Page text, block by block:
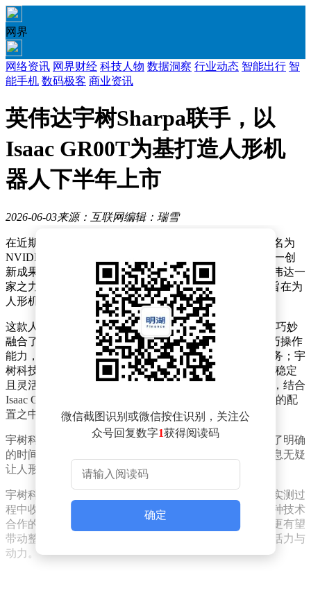
网界
网络资讯 网界财经 科技人物 数据洞察 行业动态 智能出行 智
能手机 数码极客 商业资讯
英伟达宇树Sharpa联手，以
Isaac GR00T为基打造人形机
器人下半年上市
2026-06-03来源：互联网编辑：瑞雪
在近期举办的台北GTC大会上，英伟达重磅推出了一款名为
NVIDIA Isaac GR00T的开放式人形机器人参考设计，这一创
新成果引发了行业内外的广泛关注。该参考设计并非英伟达一
家之力完成，而是联合了Sharpa与宇树科技共同打造，旨在为
人形机器人领域带来全新的技术突破与发展方向。
这款人形机器人以Isaac GR00T开发平台作为核心基础，巧妙
融合了各方的优势技术。Sharpa贡献了其先进的触觉灵巧操作
能力，让机器人能够更加精准、细腻地完成各类操作任务；宇
树科技则提供了H2人形机器人本体，为整个系统提供了稳定
且灵活的物理载体；而英伟达凭借自身强大的端侧算力，结合
Isaac GR00T开发流程，将所有技术整合到一套经过验证的配
置之中，确保了机器人能够高效、稳定地运行。
宇树科技市场部总监黄嘉玮透露，这款合作产品已经有了明确
的时间规划，预计在今年下半年正式推向市场。这一消息无疑
让人形机器人爱好者与行业从业者们充满期待。
宇树科技方面还表示，在产品上市后，将充分利用落地实测过
程中收集到的数据，对硬件进行持续优化迭代。通过这种技术
合作的方式，不仅能够提升自身产品的性能与竞争力，更有望
带动整个人形机器人行业的整体发展，为行业注入新的活力与
动力。
微信截图识别或微信按住识别，关注公
众号回复数字1获得阅读码
确定